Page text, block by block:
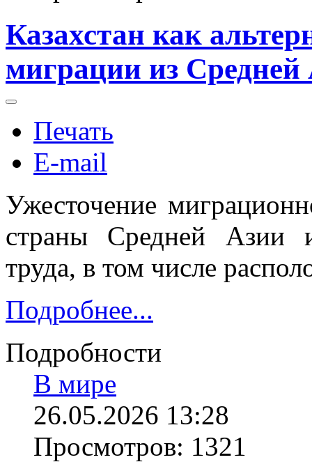
Казахстан как
миграции из
Печать
E-mail
Ужесточение
страны Средней Азии
труда, в том числе
Подробнее...
Подробности
В мире
26.05.2026 13:28
Просмотров: 1321